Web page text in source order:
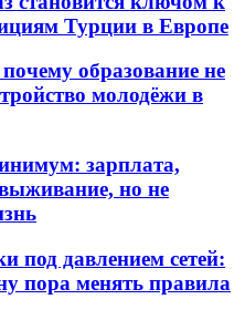
Турции в Европе
образование не
молодёжи в
зарплата,
но не
под давлением сетей:
пора менять правила